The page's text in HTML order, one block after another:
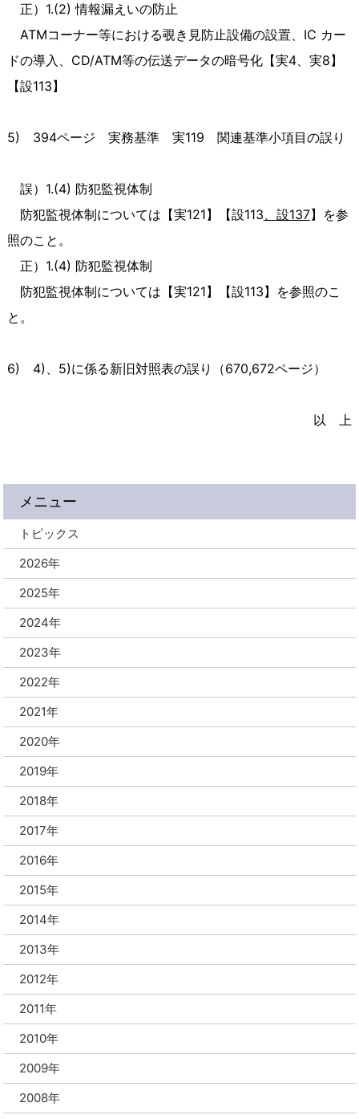
正） 1.(2)情報漏えいの防止
ATMコーナー等における覗き見防止設備の設置、 IC カー
ドの導入、 CD/ATM等の伝送データの暗号化【実4、実8】
【設113】
5) 394ページ 実務基準 実119 関連基準小項目の誤り
誤） 1.(4) 防犯監視体制
防犯監視体制については【実121】【設113、設137】を参
照のこと。
正） 1.(4) 防犯監視体制
防犯監視体制については【実121】【設113】を参照のこ
と。
6) 4) 、 5)に係る新旧対照表の誤り（670,672ページ）
以 上
メニュー
トピックス
2026年
2025年
2024年
2023年
2022年
2021年
2020年
2019年
2018年
2017年
2016年
2015年
2014年
2013年
2012年
2011年
2010年
2009年
2008年